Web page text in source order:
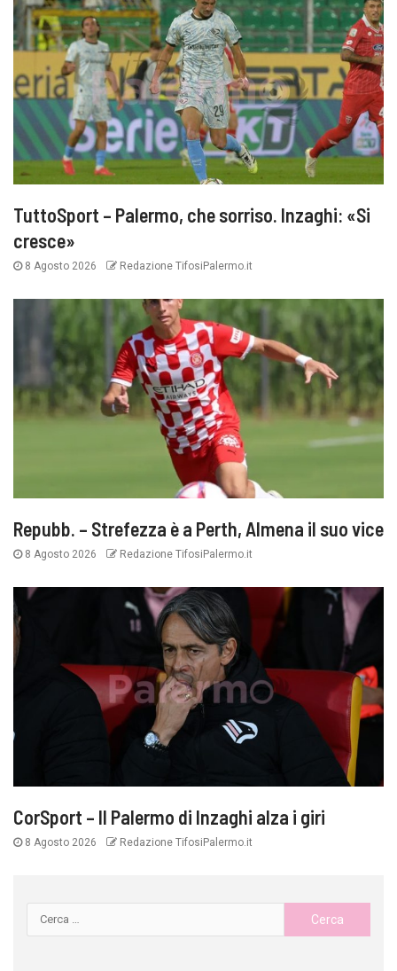
TuttoSport – Palermo, che sorriso. Inzaghi: «Si
cresce»
8 Agosto 2026 Redazione TifosiPalermo.it
Repubb. – Strefezza è a Perth, Almena il suo vice
8 Agosto 2026 Redazione TifosiPalermo.it
CorSport – Il Palermo di Inzaghi alza i giri
8 Agosto 2026 Redazione TifosiPalermo.it